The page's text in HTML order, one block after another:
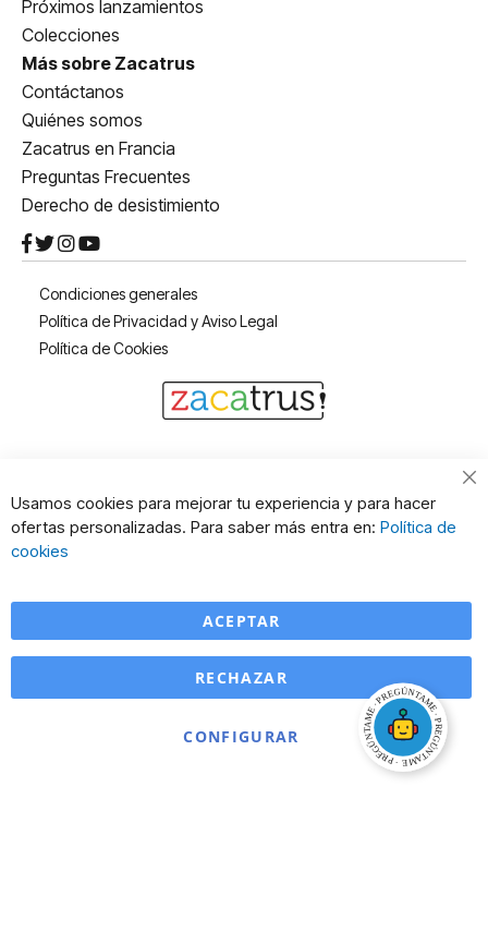
Próximos lanzamientos
Colecciones
Más sobre Zacatrus
Contáctanos
Quiénes somos
Zacatrus en Francia
Preguntas Frecuentes
Derecho de desistimiento
Condiciones generales
Política de Privacidad y Aviso Legal
Política de Cookies
Usamos cookies para mejorar tu experiencia y para hacer
ofertas personalizadas. Para saber más entra en: Política de
cookies
ACEPTAR
CONFIGURAR
RECHAZAR